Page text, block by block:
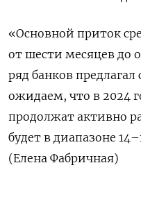
«Основной приток
от шести месяцев до
ряд банков
ожидаем, что в 2024
продолжат активно
будет в диапазоне
(Елена Фабричная)